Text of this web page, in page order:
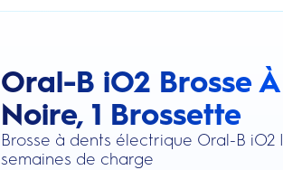
Oral-B iO2 Brosse
Noire, 1 Brossette
Brosse à dents électrique Oral-B iO2
semaines de charge
this action will scroll you to the reviews section